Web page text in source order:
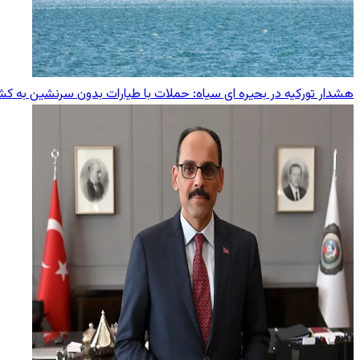
هشدار تورکیه در بحیره ای سیاه: حملات با طیارات بدون سرنشین به